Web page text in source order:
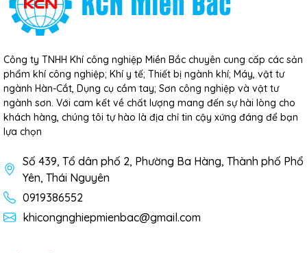
Công ty TNHH Khí công nghiệp Miền Bắc chuyên cung cấp các sản
phẩm khí công nghiệp; Khí y tế; Thiết bị ngành khí; Máy, vật tư
ngành Hàn-Cắt, Dụng cụ cầm tay; Sơn công nghiệp và vật tư
ngành sơn. Với cam kết về chất lượng mang đến sự hài lòng cho
khách hàng, chúng tôi tự hào là địa chỉ tin cậy xứng đáng để bạn
lựa chọn
Số 439, Tổ dân phố 2, Phường Ba Hàng, Thành phố Phổ
Yên, Thái Nguyên
0919386552
khicongnghiepmienbac@gmail.com